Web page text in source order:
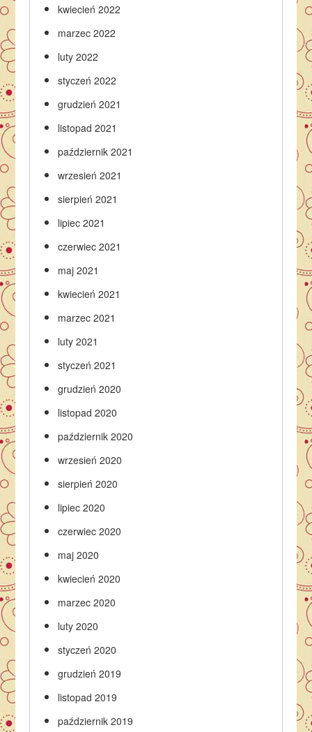
kwiecień 2022
marzec 2022
luty 2022
styczeń 2022
grudzień 2021
listopad 2021
październik 2021
wrzesień 2021
sierpień 2021
lipiec 2021
czerwiec 2021
maj 2021
kwiecień 2021
marzec 2021
luty 2021
styczeń 2021
grudzień 2020
listopad 2020
październik 2020
wrzesień 2020
sierpień 2020
lipiec 2020
czerwiec 2020
maj 2020
kwiecień 2020
marzec 2020
luty 2020
styczeń 2020
grudzień 2019
listopad 2019
październik 2019